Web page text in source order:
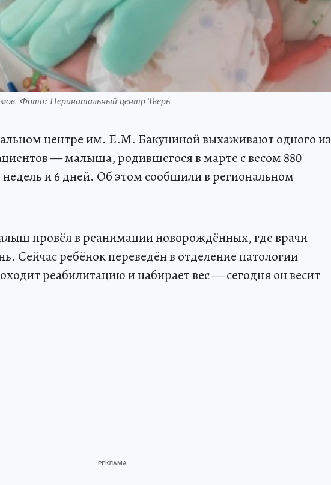
Фото: Перинатальный центр Тверь
центре им. Е.М. Бакуниной выхаживают одного из
— малыша, родившегося в марте с весом 880
и 6 дней. Об этом сообщили в региональном
провёл в реанимации новорождённых, где врачи
Сейчас ребёнок переведён в отделение патологии
реабилитацию и набирает вес — сегодня он весит